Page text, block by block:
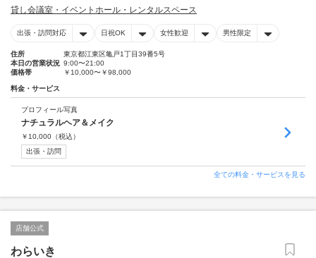
貸し会議室・イベントホール・レンタルスペース
出張・訪問対応 日祝OK 女性歓迎 男性限定
住所
東京都江東区亀戸1丁目39番5号
本日の営業状況 9:00〜21:00
価格帯
￥10,000〜￥98,000
料金・サービス
プロフィール写真
ナチュラルヘア＆メイク
￥ 10,000 （税込）
出張・訪問
全ての料金・サービスを見る
店舗公式
わらいき